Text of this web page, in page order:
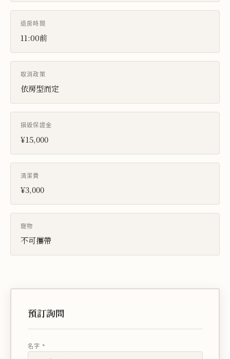
退房時間
11:00前
取消政策
依房型而定
損毀保證金
¥15,000
清潔費
¥3,000
寵物
不可攜帶
預訂詢問
名字 *